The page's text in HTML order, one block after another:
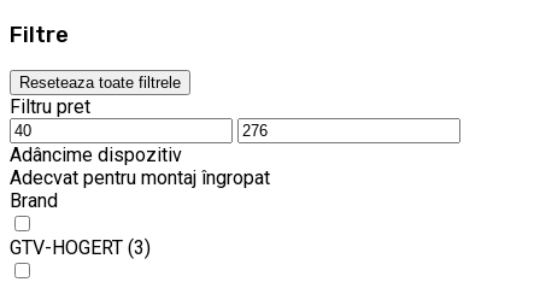
Filtre
Reseteaza toate filtrele
Filtru pret
Adâncime dispozitiv
Adecvat pentru montaj îngropat
Brand
GTV-HOGERT (3)